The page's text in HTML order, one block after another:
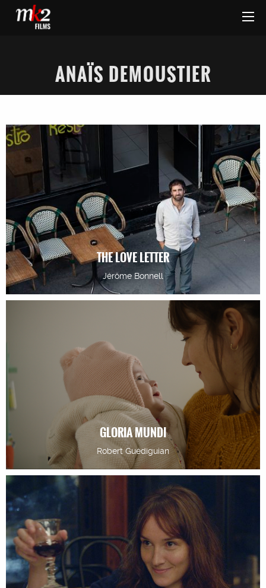
ANAÏS DEMOUSTIER
THE LOVE LETTER
Jérôme Bonnell
GLORIA MUNDI
Robert Guédiguian